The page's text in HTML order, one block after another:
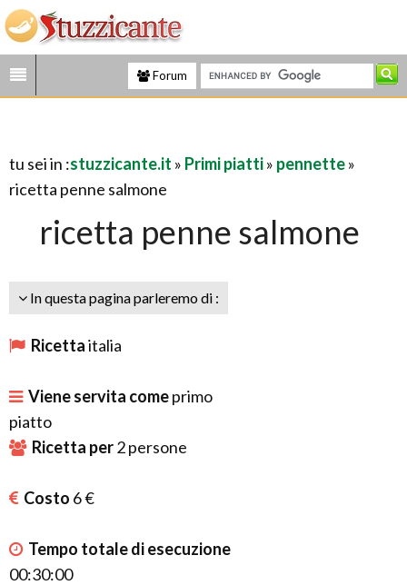
Forum
tu sei in :stuzzicante.it » Primi piatti» pennette»
ricetta penne salmone
ricetta penne salmone
In questa pagina parleremo di :
Ricettaitalia
Viene servita comeprimo
piatto
Ricetta per2persone
Costo 6 €
Tempo totale di esecuzione
00:30:00